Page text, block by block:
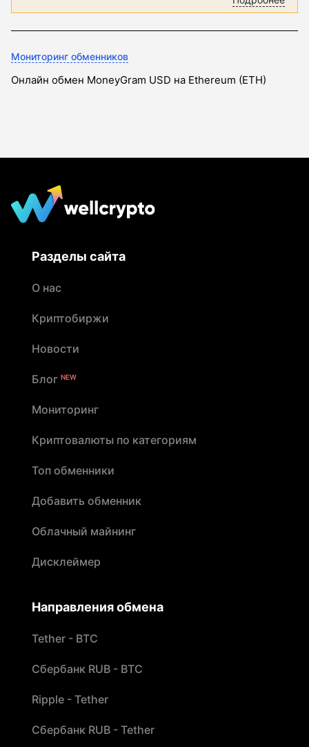
Мониторинг обменников
Онлайн обмен MoneyGram USD на Ethereum (ETH)
Разделы сайта
О нас
Криптобиржи
Новости
Блог NEW
Мониторинг
Криптовалюты по категориям
Топ обменники
Добавить обменник
Облачный майнинг
Дисклеймер
Направления обмена
Tether - BTC
Сбербанк RUB - BTC
Ripple - Tether
Сбербанк RUB - Tether